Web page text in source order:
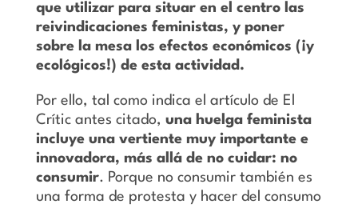
que utilizar para situar en el centro las
reivindicaciones feministas, y poner
sobre la mesa los efectos económicos (¡y
ecológicos!) de esta actividad.
Por ello, tal como indica el artículo de El
Crític antes citado, una huelga feminista
incluye una vertiente muy importante e
innovadora, más allá de no cuidar: no
consumir. Porque no consumir también es
una forma de protesta y hacer del consumo